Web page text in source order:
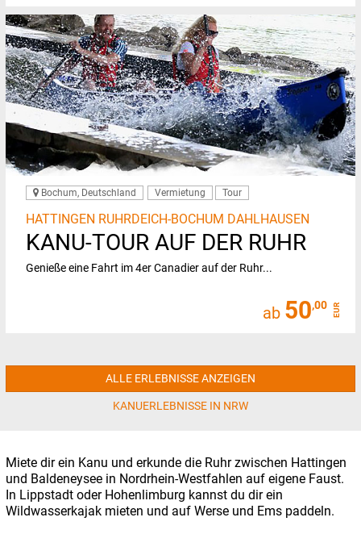
Bochum, Deutschland Vermietung Tour
HATTINGEN RUHRDEICH-BOCHUM DAHLHAUSEN
KANU-TOUR AUF DER RUHR
Genieße eine Fahrt im 4er Canadier auf der Ruhr...
ab 50,00 EUR
ALLE ERLEBNISSE ANZEIGEN
KANUERLEBNISSE IN NRW
Miete dir ein Kanu und erkunde die Ruhr zwischen Hattingen
und Baldeneysee in Nordrhein-Westfahlen auf eigene Faust.
In Lippstadt oder Hohenlimburg kannst du dir ein
Wildwasserkajak mieten und auf Werse und Ems paddeln.